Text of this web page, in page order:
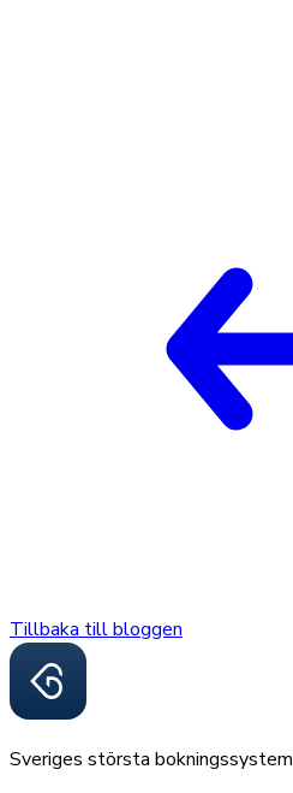
Tillbaka till bloggen
Sveriges största